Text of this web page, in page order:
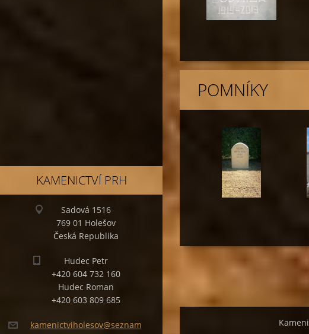
KAMENICTVÍ PRH
Sadová 1516
769 01 Holešov
Česká Republika
Hudec Petr
+420 604 732 160
Hudec Roman
+420 603 809 685
kamenictviholesov@seznam
POMNÍKY